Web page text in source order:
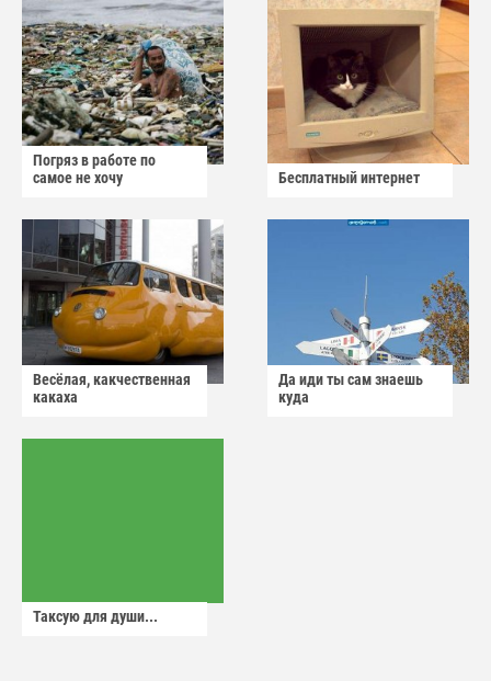
Погряз в работе по
самое не хочу
Бесплатный интернет
Весёлая, какчественная
какаха
Да иди ты сам знаешь
куда
Таксую для души...